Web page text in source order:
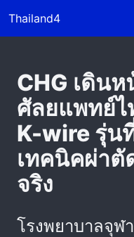
Thailand4
CHG เดิน
ศัลยแพทย์ไ
K-wire รุ่น
เทคนิคผ่า
จริง
โรงพยาบาลจุฬ